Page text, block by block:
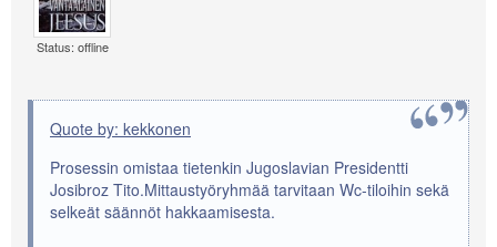
Status: offline
Quote by: kekkonen
Prosessin omistaa tietenkin Jugoslavian Presidentti
Josibroz Tito.Mittaustyöryhmää tarvitaan Wc-tiloihin sekä
selkeät säännöt hakkaamisesta.